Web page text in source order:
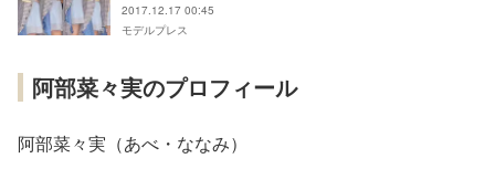
2017.12.17 00:45
モデルプレス
阿部菜々実のプロフィール
阿部菜々実（あべ・ななみ）